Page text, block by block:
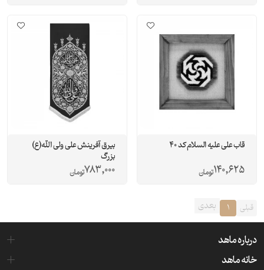
قاب علی علیه السلام کد 40
140,625تومان
بیرق آفرینش علی ولی الله(ع)
بزرگ
783,000تومان
قبلی 1 بعدی
درباره ماهد
خانه ماهد